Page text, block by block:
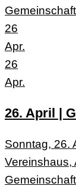
26
Apr.
26
Apr.
26. April |
Sonntag, 26.
Vereinshaus,